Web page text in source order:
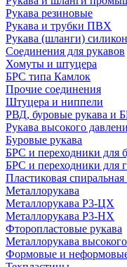
Рукава резиновые
Рукава и трубки ПВХ
Рукава (шланги)
Соединения для рукавов
Хомуты и штуцера
БРС типа Камлок
Прочие соединения
Штуцера и ниппели
РВД, буровые рукава и
Рукава высокого
Буровые рукава
БРС и переходники для
БРС и переходники для
Пластиковая
Металлорукава
Металлорукава Р3-ЦХ
Металлорукава Р3-НХ
Фторопластовые рукава
Металлорукава
Формовые и